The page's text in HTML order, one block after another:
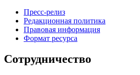
Пресс-релиз
Редакционная политика
Правовая информация
Формат ресурса
Сотрудничество